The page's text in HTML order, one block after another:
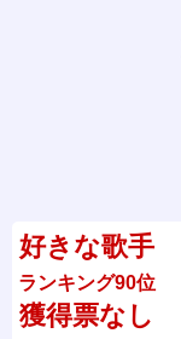
好きな歌手
ランキング90位
獲得票なし